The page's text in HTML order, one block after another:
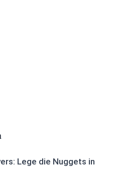
Lege die Nuggets in